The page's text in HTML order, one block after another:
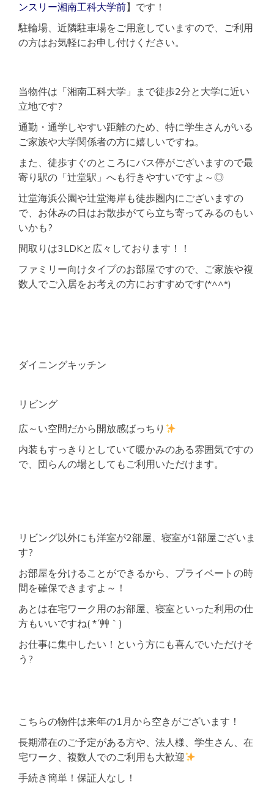
ンスリー湘南工科大学前】です！
駐輪場、近隣駐車場をご用意していますので、ご利用
の方はお気軽にお申し付けください。
当物件は「湘南工科大学」まで徒歩2分と大学に近い
立地です?
通勤・通学しやすい距離のため、特に学生さんがいる
ご家族や大学関係者の方に嬉しいですね。
また、徒歩すぐのところにバス停がございますので最
寄り駅の「辻堂駅」へも行きやすいですよ～◎
辻堂海浜公園や辻堂海岸も徒歩圏内にございますの
で、お休みの日はお散歩がてら立ち寄ってみるのもい
いかも?
間取りは3LDKと広々しております！！
ファミリー向けタイプのお部屋ですので、ご家族や複
数人でご入居をお考えの方におすすめです(*^^*)
ダイニングキッチン
リビング
広～い空間だから開放感ばっちり
内装もすっきりとしていて暖かみのある雰囲気ですの
で、団らんの場としてもご利用いただけます。
リビング以外にも洋室が2部屋、寝室が1部屋ございま
す?
お部屋を分けることができるから、プライベートの時
間を確保できますよ～！
あとは在宅ワーク用のお部屋、寝室といった利用の仕
方もいいですね( *´艸｀)
お仕事に集中したい！という方にも喜んでいただけそ
う?
こちらの物件は来年の1月から空きがございます！
長期滞在のご予定がある方や、法人様、学生さん、在
宅ワーク、複数人でのご利用も大歓迎
手続き簡単！保証人なし！